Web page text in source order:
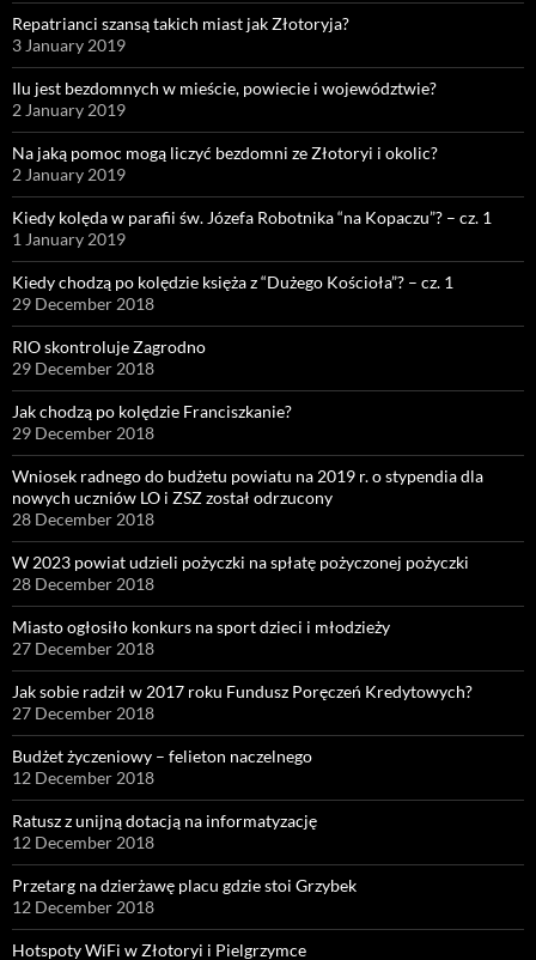
Repatrianci szansą takich miast jak Złotoryja?
3 January 2019
Ilu jest bezdomnych w mieście, powiecie i województwie?
2 January 2019
Na jaką pomoc mogą liczyć bezdomni ze Złotoryi i okolic?
2 January 2019
Kiedy kolęda w parafii św. Józefa Robotnika “na Kopaczu”? – cz. 1
1 January 2019
Kiedy chodzą po kolędzie księża z “Dużego Kościoła”? – cz. 1
29 December 2018
RIO skontroluje Zagrodno
29 December 2018
Jak chodzą po kolędzie Franciszkanie?
29 December 2018
Wniosek radnego do budżetu powiatu na 2019 r. o stypendia dla
nowych uczniów LO i ZSZ został odrzucony
28 December 2018
W 2023 powiat udzieli pożyczki na spłatę pożyczonej pożyczki
28 December 2018
Miasto ogłosiło konkurs na sport dzieci i młodzieży
27 December 2018
Jak sobie radził w 2017 roku Fundusz Poręczeń Kredytowych?
27 December 2018
Budżet życzeniowy – felieton naczelnego
12 December 2018
Ratusz z unijną dotacją na informatyzację
12 December 2018
Przetarg na dzierżawę placu gdzie stoi Grzybek
12 December 2018
Hotspoty WiFi w Złotoryi i Pielgrzymce